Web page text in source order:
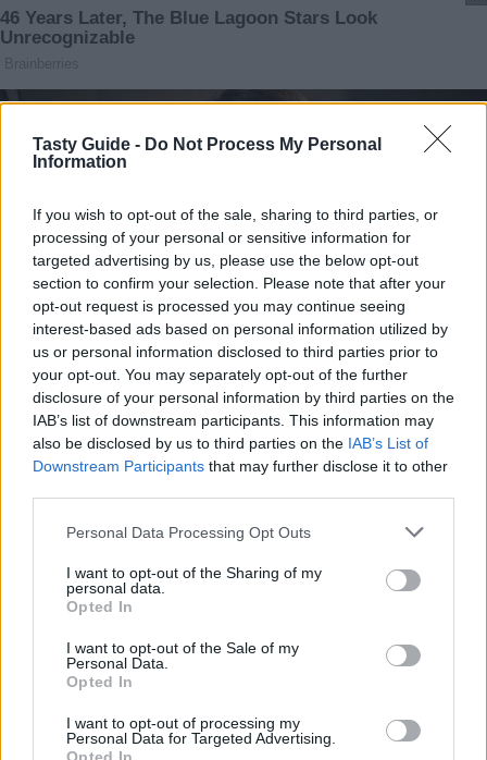
Tasty Guide - Do Not Process My Personal
Information
If you wish to opt-out of the sale, sharing to third parties, or
processing of your personal or sensitive information for
targeted advertising by us, please use the below opt-out
section to confirm your selection. Please note that after your
opt-out request is processed you may continue seeing
interest-based ads based on personal information utilized by
us or personal information disclosed to third parties prior to
your opt-out. You may separately opt-out of the further
disclosure of your personal information by third parties on the
IAB’s list of downstream participants. This information may
also be disclosed by us to third parties on the IAB’s List of
Downstream Participants that may further disclose it to other
Please note that this website/app uses one or more Google
not limited to your visit or usage behaviour. You may click to
grant or deny consent to Google and its third-party tags to
use your data for below specified purposes in below Google
consent section.
Personal Data Processing Opt Outs
I want to opt-out of the Sharing of my
personal data.
Opted In
I want to opt-out of the Sale of my
Personal Data.
Opted In
I want to opt-out of processing my
Personal Data for Targeted Advertising.